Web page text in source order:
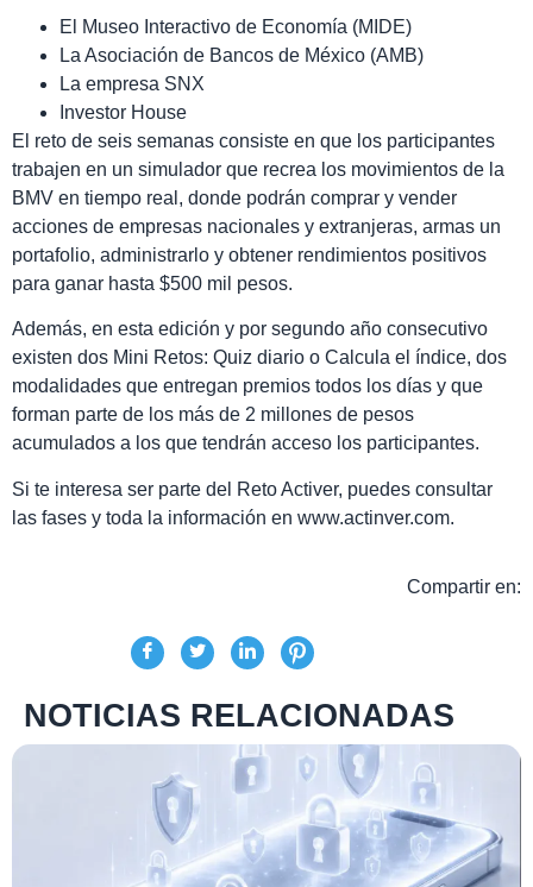
El Museo Interactivo de Economía (MIDE)
La Asociación de Bancos de México (AMB)
La empresa SNX
Investor House
El reto de seis semanas consiste en que los participantes
trabajen en un simulador que recrea los movimientos de la
BMV en tiempo real, donde podrán comprar y vender
acciones de empresas nacionales y extranjeras, armas un
portafolio, administrarlo y obtener rendimientos positivos
para ganar hasta $500 mil pesos.
Además, en esta edición y por segundo año consecutivo
existen dos Mini Retos: Quiz diario o Calcula el índice, dos
modalidades que entregan premios todos los días y que
forman parte de los más de 2 millones de pesos
acumulados a los que tendrán acceso los participantes.
Si te interesa ser parte del Reto Activer, puedes consultar
las fases y toda la información en www.actinver.com.
Compartir en:
NOTICIAS RELACIONADAS